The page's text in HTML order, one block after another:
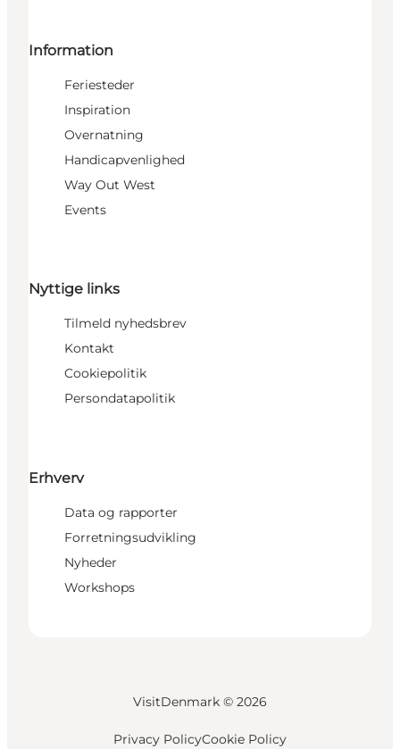
Information
Feriesteder
Inspiration
Overnatning
Handicapvenlighed
Way Out West
Events
Nyttige links
Tilmeld nyhedsbrev
Kontakt
Cookiepolitik
Persondatapolitik
Erhverv
Data og rapporter
Forretningsudvikling
Nyheder
Workshops
VisitDenmark © 2026
Privacy PolicyCookie Policy